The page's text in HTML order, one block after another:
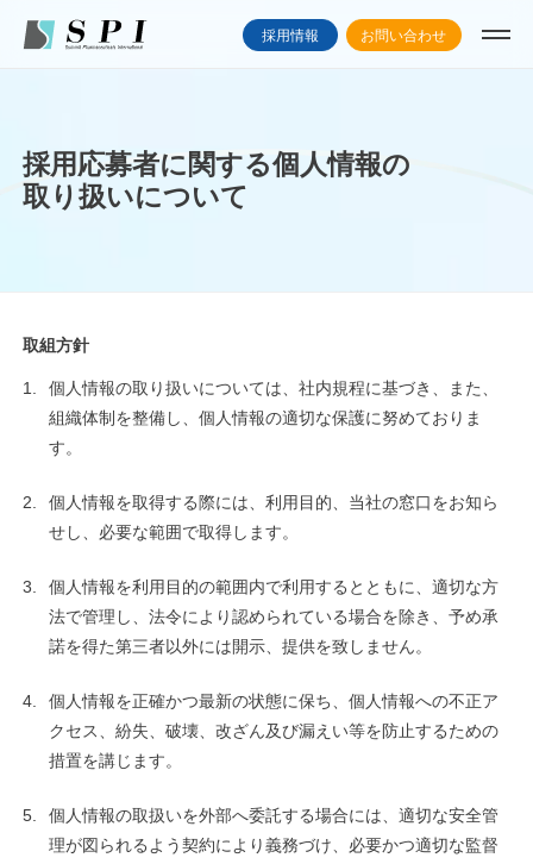
採用情報 お問い合わせ
採用応募者に関する個人情報の
取り扱いについて
取組方針
1.
個人情報の取り扱いについては、社内規程に基づき、また、
組織体制を整備し、個人情報の適切な保護に努めておりま
す。
2.
個人情報を取得する際には、利用目的、当社の窓口をお知ら
せし、必要な範囲で取得します。
3.
個人情報を利用目的の範囲内で利用するとともに、適切な方
法で管理し、法令により認められている場合を除き、予め承
諾を得た第三者以外には開示、提供を致しません。
4.
個人情報を正確かつ最新の状態に保ち、個人情報への不正ア
クセス、紛失、破壊、改ざん及び漏えい等を防止するための
措置を講じます。
5.
個人情報の取扱いを外部へ委託する場合には、適切な安全管
理が図られるよう契約により義務づけ、必要かつ適切な監督